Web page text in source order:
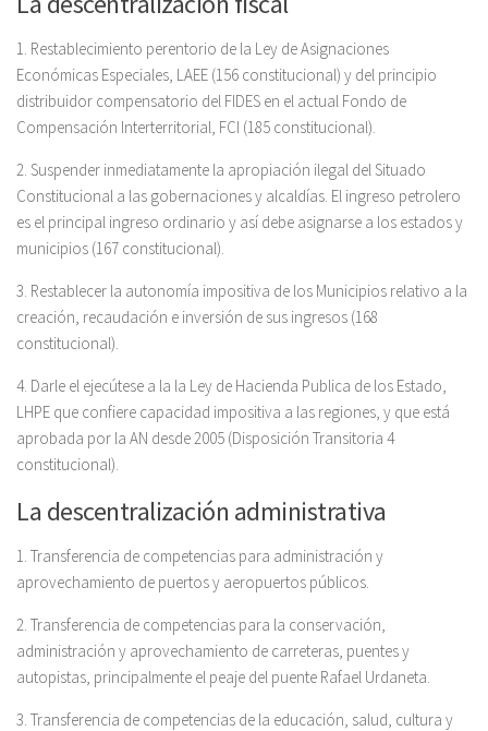
1. Restablecimiento perentorio de la Ley de Asignaciones
Económicas Especiales, LAEE (156 constitucional) y del principio
distribuidor compensatorio del FIDES en el actual Fondo de
Compensación Interterritorial, FCI (185 constitucional).
2. Suspender inmediatamente la apropiación ilegal del Situado
Constitucional a las gobernaciones y alcaldías. El ingreso petrolero
es el principal ingreso ordinario y así debe asignarse a los estados y
municipios (167 constitucional).
3. Restablecer la autonomía impositiva de los Municipios relativo a la
creación, recaudación e inversión de sus ingresos (168
constitucional).
4. Darle el ejecútese a la la Ley de Hacienda Publica de los Estado,
LHPE que confiere capacidad impositiva a las regiones, y que está
aprobada por la AN desde 2005 (Disposición Transitoria 4
constitucional).
La descentralización administrativa
1. Transferencia de competencias para administración y
aprovechamiento de puertos y aeropuertos públicos.
2. Transferencia de competencias para la conservación,
administración y aprovechamiento de carreteras, puentes y
autopistas, principalmente el peaje del puente Rafael Urdaneta.
3. Transferencia de competencias de la educación, salud, cultura y